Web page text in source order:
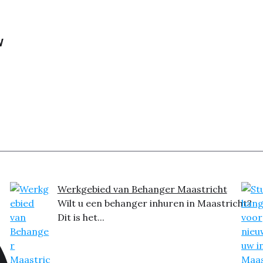
Werkgebied van Behanger Maastricht
Wilt u een behanger inhuren in Maastricht?
Dit is het...